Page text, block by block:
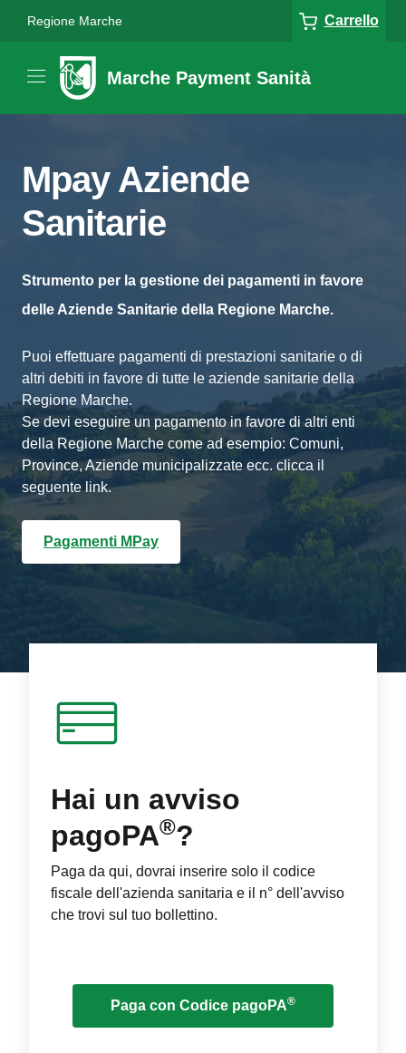
Regione Marche Carrello
Marche Payment Sanità
Mpay Aziende
Sanitarie
Strumento per la gestione dei pagamenti in favore
delle Aziende Sanitarie della Regione Marche.
Puoi effettuare pagamenti di prestazioni sanitarie o di
altri debiti in favore di tutte le aziende sanitarie della
Regione Marche.
Se devi eseguire un pagamento in favore di altri enti
della Regione Marche come ad esempio: Comuni,
Province, Aziende municipalizzate ecc. clicca il
seguente link.
Pagamenti MPay
Hai un avviso
pagoPA®?
Paga da qui, dovrai inserire solo il codice
fiscale dell'azienda sanitaria e il n° dell'avviso
che trovi sul tuo bollettino.
Paga con Codice pagoPA®